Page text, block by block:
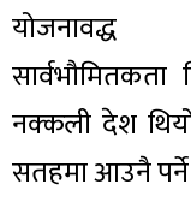
योजनावद्ध
नक्कली देश
सतहमा आउनै